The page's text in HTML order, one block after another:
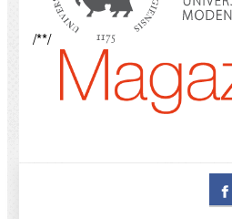
/**/